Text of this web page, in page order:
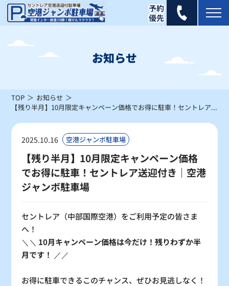
2026年 8月
日
1
×
2
×
3
× × × × × ×
×
10
△
11
△
12
× × × △
16
△
17
△
18
〇
19 20 21 22
〇 〇
25
〇
26
〇
27
〇
28
〇 〇
〇
31
〇
お知らせ
TOP
お知らせ
【残り半月】10月限定キャンペーン価格でお得に駐車！セントレア送迎付き｜空港ジャンボ駐車場
2025.10.16 空港ジャンボ駐車場
【残り半月】10月限定キャンペーン価格
でお得に駐車！セントレア送迎付き｜空港
ジャンボ駐車場
セントレア（中部国際空港）をご利用予定の皆さま
へ！
＼＼ 10月キャンペーン価格は今だけ！残りわずか半
月です！ ／／
お得に駐車できるこのチャンス、ぜひお見逃しなく！